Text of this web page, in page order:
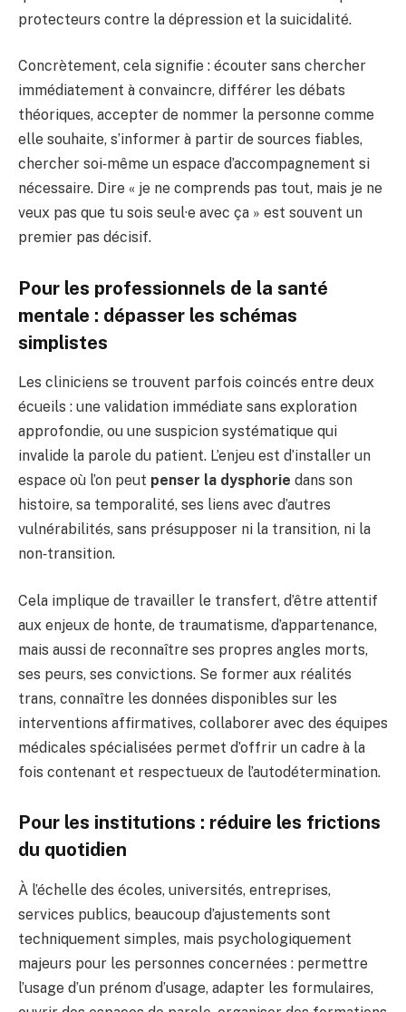
protecteurs contre la dépression et la suicidalité.
Concrètement, cela signifie : écouter sans chercher
immédiatement à convaincre, différer les débats
théoriques, accepter de nommer la personne comme
elle souhaite, s’informer à partir de sources fiables,
chercher soi‑même un espace d’accompagnement si
nécessaire. Dire « je ne comprends pas tout, mais je ne
veux pas que tu sois seul·e avec ça » est souvent un
premier pas décisif.
Pour les professionnels de la santé
mentale : dépasser les schémas
simplistes
Les cliniciens se trouvent parfois coincés entre deux
écueils : une validation immédiate sans exploration
approfondie, ou une suspicion systématique qui
invalide la parole du patient. L’enjeu est d’installer un
espace où l’on peut penser la dysphorie dans son
histoire, sa temporalité, ses liens avec d’autres
vulnérabilités, sans présupposer ni la transition, ni la
non‑transition.
Cela implique de travailler le transfert, d’être attentif
aux enjeux de honte, de traumatisme, d’appartenance,
mais aussi de reconnaître ses propres angles morts,
ses peurs, ses convictions. Se former aux réalités
trans, connaître les données disponibles sur les
interventions affirmatives, collaborer avec des équipes
médicales spécialisées permet d’offrir un cadre à la
fois contenant et respectueux de l’autodétermination.
Pour les institutions : réduire les frictions
du quotidien
À l’échelle des écoles, universités, entreprises,
services publics, beaucoup d’ajustements sont
techniquement simples, mais psychologiquement
majeurs pour les personnes concernées : permettre
l’usage d’un prénom d’usage, adapter les formulaires,